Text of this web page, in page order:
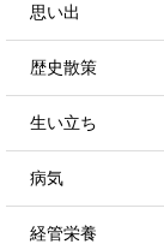
思い出
歴史散策
生い立ち
病気
経管栄養